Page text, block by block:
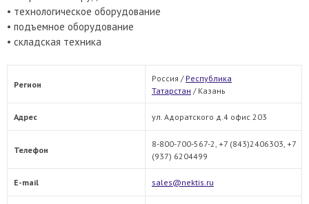
• технологическое оборудование
• подъемное оборудование
• складская техника
Регион
Россия / Республика
Татарстан / Казань
Адрес ул. Адоратского д.4 офис 203
Телефон
8-800-700-567-2, +7 (843)2406303, +7
(937) 6204499
E-mail sales@nektis.ru